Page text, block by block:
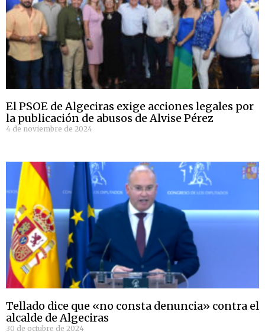
El PSOE de Algeciras exige acciones legales por
la publicación de abusos de Alvise Pérez
4 de noviembre de 2024
Tellado dice que «no consta denuncia» contra el
alcalde de Algeciras
30 de octubre de 2024